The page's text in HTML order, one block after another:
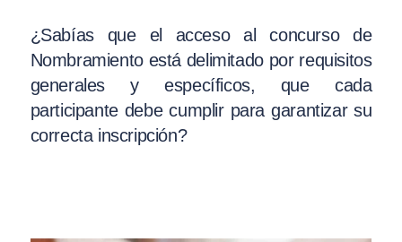
¿Sabías que el acceso al concurso de
Nombramiento está delimitado por requisitos
generales y específicos, que cada
participante debe cumplir para garantizar su
correcta inscripción?